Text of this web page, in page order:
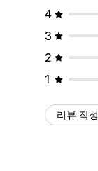
4
3
2
1
리뷰 작성